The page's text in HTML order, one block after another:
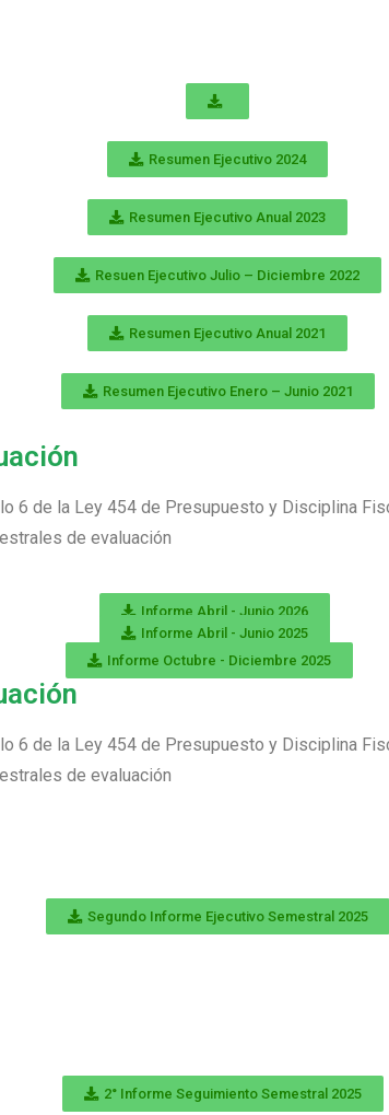
Resumen Ejecutivo 2024
Resumen Ejecutivo Anual 2023
Resuen Ejecutivo Julio – Diciembre 2022
Resumen Ejecutivo Anual 2021
Resumen Ejecutivo Enero – Junio 2021
6 de la Ley 454 de Presupuesto y Disciplina
de evaluación
Informe Abril - Junio 2026
Informe Abril - Junio 2025
Informe Octubre - Diciembre 2025
6 de la Ley 454 de Presupuesto y Disciplina
de evaluación
Segundo Informe Ejecutivo Semestral 2025
2° Informe Seguimiento Semestral 2025